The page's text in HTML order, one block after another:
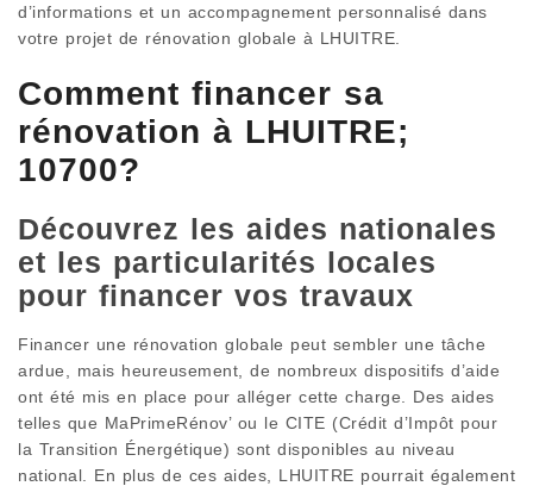
d’informations et un accompagnement personnalisé dans
votre projet de rénovation globale à LHUITRE.
Comment financer sa
rénovation à LHUITRE;
10700?
Découvrez les aides nationales
et les particularités locales
pour financer vos travaux
Financer une rénovation globale peut sembler une tâche
ardue, mais heureusement, de nombreux dispositifs d’aide
ont été mis en place pour alléger cette charge. Des aides
telles que MaPrimeRénov’ ou le CITE (Crédit d’Impôt pour
la Transition Énergétique) sont disponibles au niveau
national. En plus de ces aides, LHUITRE pourrait également